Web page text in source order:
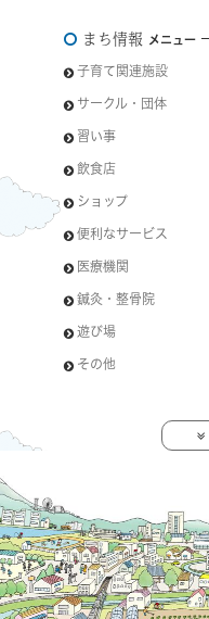
まち情報 メニュー
子育て関連施設
サークル・団体
習い事
飲食店
ショップ
便利なサービス
医療機関
鍼灸・整骨院
遊び場
その他